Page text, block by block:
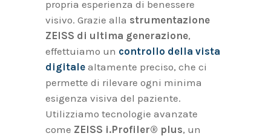
propria esperienza di benessere
visivo. Grazie alla strumentazione
ZEISS di ultima generazione,
effettuiamo un controllo della vista
digitale altamente preciso, che ci
permette di rilevare ogni minima
esigenza visiva del paziente.
Utilizziamo tecnologie avanzate
come ZEISS i.Profiler® plus, un